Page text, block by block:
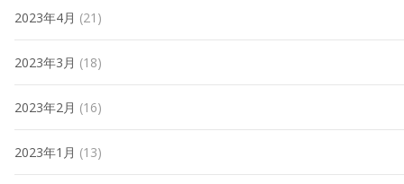
2023年4月 (21)
2023年3月 (18)
2023年2月 (16)
2023年1月 (13)